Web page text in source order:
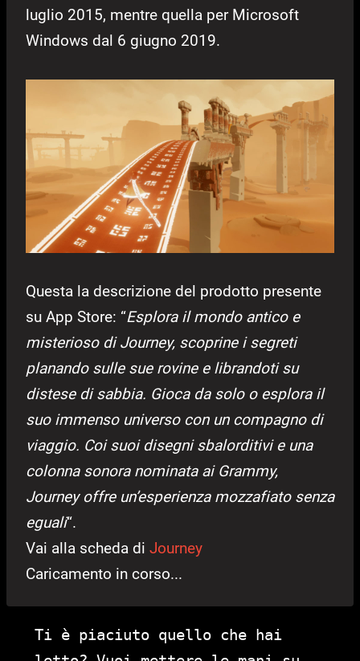
luglio 2015, mentre quella per Microsoft
Windows dal 6 giugno 2019.
Questa la descrizione del prodotto presente
su App Store: “Esplora il mondo antico e
misterioso di Journey, scoprine i segreti
planando sulle sue rovine e librandoti su
distese di sabbia. Gioca da solo o esplora il
suo immenso universo con un compagno di
viaggio. Coi suoi disegni sbalorditivi e una
colonna sonora nominata ai Grammy,
Journey offre un’esperienza mozzafiato senza
eguali“.
Vai alla scheda di Journey
Caricamento in corso...
Ti è piaciuto quello che hai